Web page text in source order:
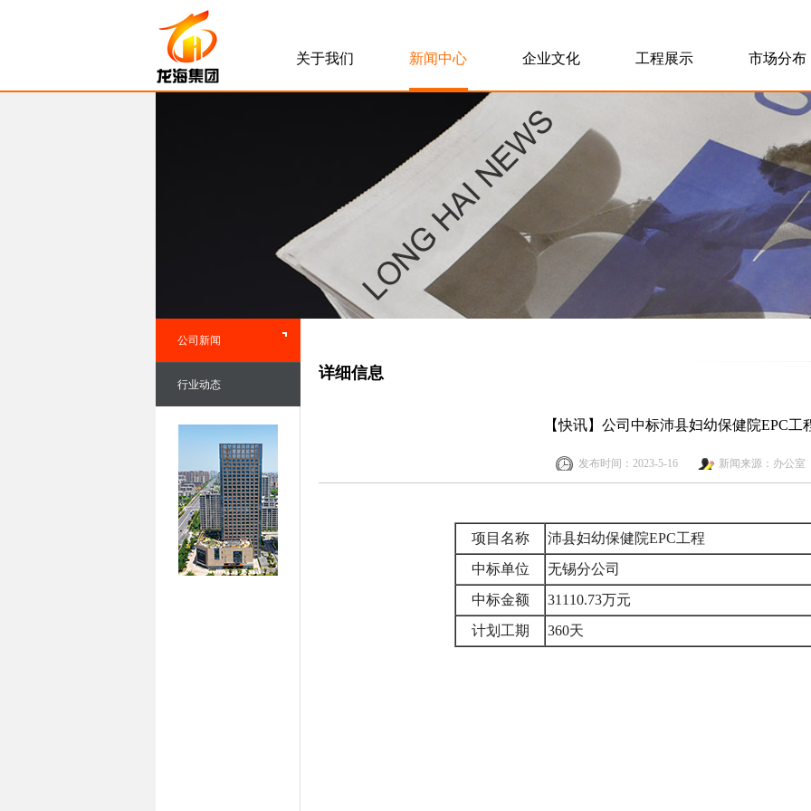
关于我们 新闻中心 企业文化 工程展示 市场分布
公司新闻
行业动态
详细信息
【快讯】公司中标沛县妇幼保健院EPC工
发布时间：2023-5-16 新闻来源：办公室
项目名称
沛县妇幼保健院EPC工程
中标单位
无锡分公司
中标金额
31110.73万元
计划工期
360天